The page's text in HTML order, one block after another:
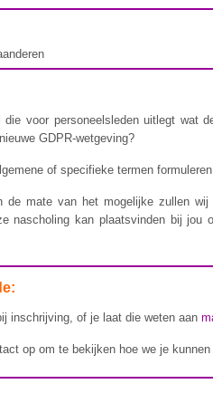
voor personeelsleden uitlegt wat
GDPR-wetgeving?
of specifieke termen
de mate van het mogelijke zullen
nascholing kan plaatsvinden bij
inschrijving, of je laat die weten aan
op om te bekijken hoe we je